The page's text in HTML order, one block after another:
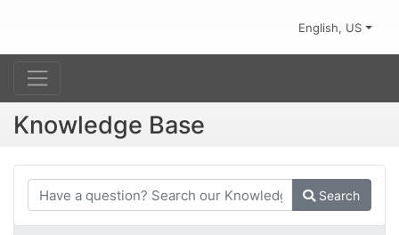
English, US
Knowledge Base
Search